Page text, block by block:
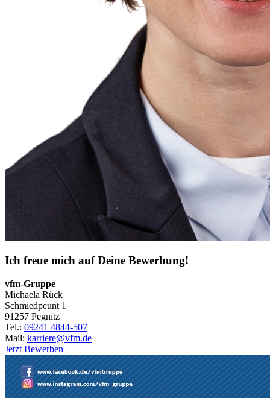
Ich freue mich auf Deine Bewerbung!
vfm-Gruppe
Michaela Rück
Schmiedpeunt 1
91257 Pegnitz
Tel.: 09241 4844-507
Mail: karriere@vfm.de
Jetzt Bewerben